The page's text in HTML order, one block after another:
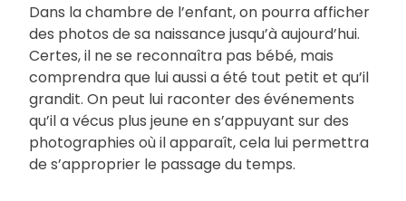
Dans la chambre de l’enfant, on pourra afficher
des photos de sa naissance jusqu’à aujourd’hui.
Certes, il ne se reconnaîtra pas bébé, mais
comprendra que lui aussi a été tout petit et qu’il
grandit. On peut lui raconter des événements
qu’il a vécus plus jeune en s’appuyant sur des
photographies où il apparaît, cela lui permettra
de s’approprier le passage du temps.